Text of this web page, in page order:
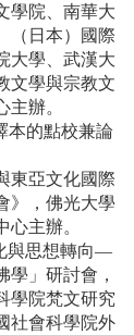
學院、南華大
（日本）國際
大學、武漢大
文學與宗教文
主辦。
本的點校兼論
東亞文化國際
》，佛光大學
心主辦。
與思想轉向—
學」研討會，
學院梵文研究
社會科學院外